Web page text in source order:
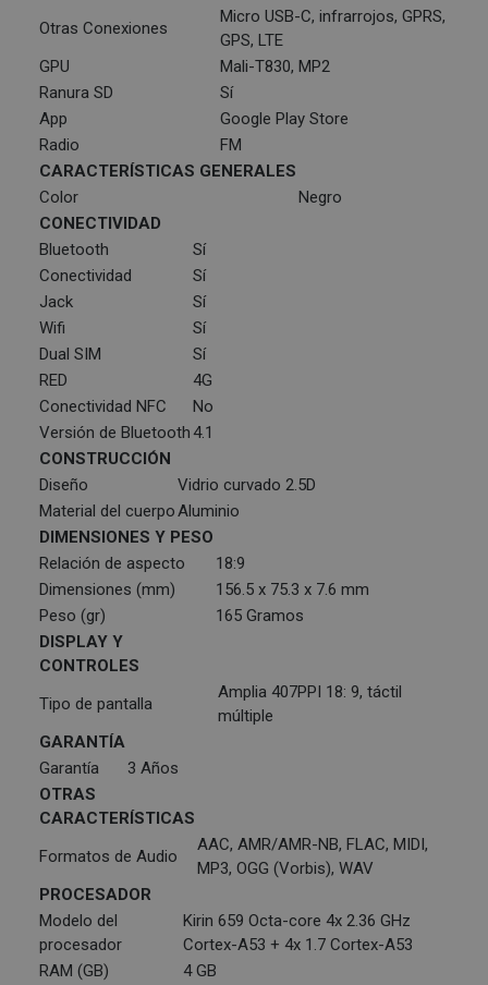
Otras Conexiones
Micro USB-C, infrarrojos, GPRS,
GPS, LTE
GPU
Mali-T830, MP2
Ranura SD
Sí
App
Google Play Store
Radio
FM
CARACTERÍSTICAS GENERALES
Color
Negro
CONECTIVIDAD
Bluetooth
Sí
Conectividad
Sí
Jack
Sí
Wifi
Sí
Dual SIM
Sí
RED
4G
Conectividad NFC
No
Versión de Bluetooth4.1
CONSTRUCCIÓN
Diseño
Vidrio curvado 2.5D
Material del cuerpoAluminio
DIMENSIONES Y PESO
Relación de aspecto
18:9
Dimensiones (mm)
156.5 x 75.3 x 7.6 mm
Peso (gr)
165 Gramos
DISPLAY Y
CONTROLES
Tipo de pantalla
Amplia 407PPI 18: 9, táctil
múltiple
GARANTÍA
Garantía
3 Años
OTRAS
CARACTERÍSTICAS
Formatos de Audio
AAC, AMR/AMR-NB, FLAC, MIDI,
MP3, OGG (Vorbis), WAV
PROCESADOR
Modelo del
procesador
Kirin 659 Octa-core 4x 2.36 GHz
Cortex-A53 + 4x 1.7 Cortex-A53
RAM (GB)
4 GB